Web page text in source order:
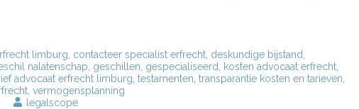
limburg contacteer specialist erfrecht deskundige bijstand
nalatenschap geschillen gespecialiseerd kosten advocaat erfrecht
advocaat erfrecht limburg testamenten transparantie kosten en tarieven
vermogensplanning
legalscope